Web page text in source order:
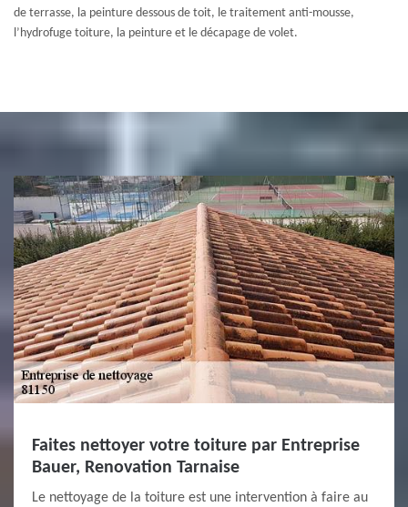
de terrasse, la peinture dessous de toit, le traitement anti-mousse,
l’hydrofuge toiture, la peinture et le décapage de volet.
Faites nettoyer votre toiture par Entreprise
Bauer, Renovation Tarnaise
Le nettoyage de la toiture est une intervention à faire au